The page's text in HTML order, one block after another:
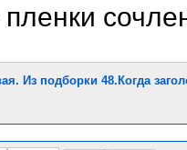
пленки
Из подборки 48.Когда